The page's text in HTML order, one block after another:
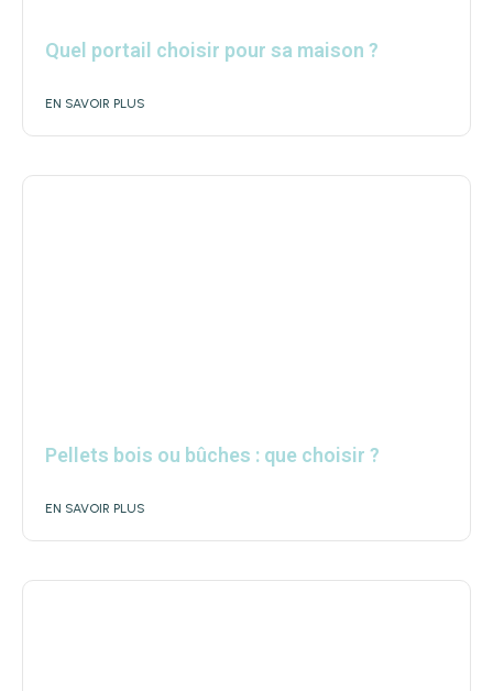
Quel portail choisir pour sa maison ?
EN SAVOIR PLUS
Pellets bois ou bûches : que choisir ?
EN SAVOIR PLUS